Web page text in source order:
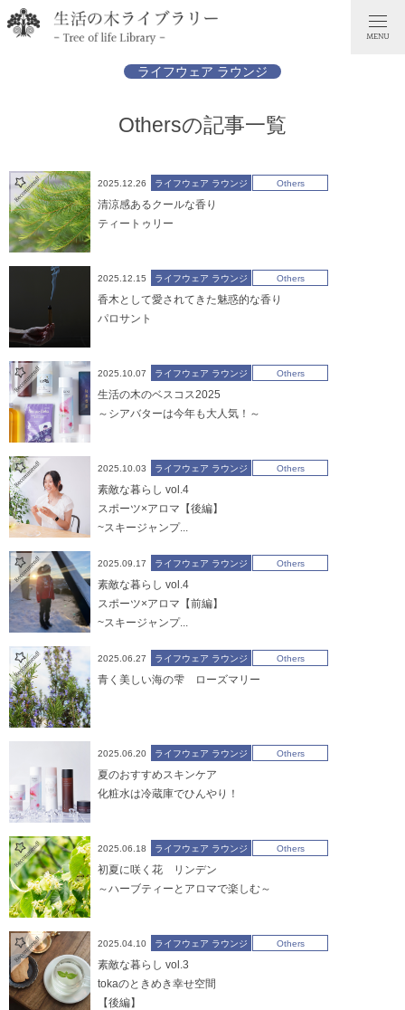
ライフウェア ラウンジ
Othersの記事一覧
2025.12.26 ライフウェア ラウンジ Others
清涼感あるクールな香り
ティートゥリー
2025.12.15 ライフウェア ラウンジ Others
香木として愛されてきた魅惑的な香り
パロサント
2025.10.07 ライフウェア ラウンジ Others
生活の木のベスコス2025
～シアバターは今年も大人気！～
2025.10.03 ライフウェア ラウンジ Others
素敵な暮らし vol.4
スポーツ×アロマ【後編】
~スキージャンプ...
2025.09.17 ライフウェア ラウンジ Others
素敵な暮らし vol.4
スポーツ×アロマ【前編】
~スキージャンプ...
2025.06.27 ライフウェア ラウンジ Others
青く美しい海の雫 ローズマリー
2025.06.20 ライフウェア ラウンジ Others
夏のおすすめスキンケア
化粧水は冷蔵庫でひんやり！
2025.06.18 ライフウェア ラウンジ Others
初夏に咲く花 リンデン
～ハーブティーとアロマで楽しむ～
2025.04.10 ライフウェア ラウンジ Others
素敵な暮らし vol.3
tokaのときめき幸せ空間
【後編】